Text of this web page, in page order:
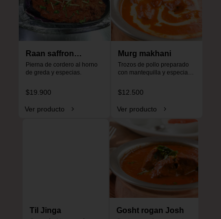
Raan saffron
special
Pierna de cordero al horno
de greda y especias.
$19.900
Ver producto
Murg makhani
Trozos de pollo preparado
con mantequilla y especias,
picante.
$12.500
Ver producto
Til Jinga Gosht rogan Josh